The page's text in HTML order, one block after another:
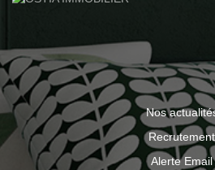
Nos
Recrutement
Alerte Email